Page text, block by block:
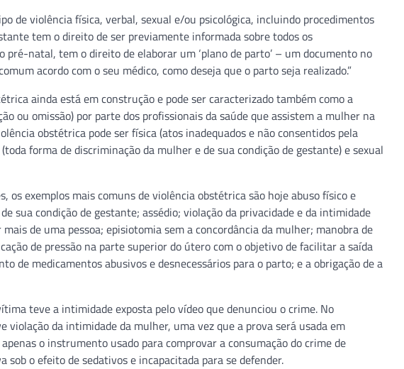
de violência física, verbal, sexual e/ou psicológica, incluindo procedimentos
tem o direito de ser previamente informada sobre todos os
natal, tem o direito de elaborar um ‘plano de parto’ – um documento no
acordo com o seu médico, como deseja que o parto seja realizado.”
ainda está em construção e pode ser caracterizado também como a
ou omissão) por parte dos profissionais da saúde que assistem a mulher na
obstétrica pode ser física (atos inadequados e não consentidos pela
(toda forma de discriminação da mulher e de sua condição de gestante) e sexual
os exemplos mais comuns de violência obstétrica são hoje abuso físico e
sua condição de gestante; assédio; violação da privacidade e da intimidade
de uma pessoa; episiotomia sem a concordância da mulher; manobra de
de pressão na parte superior do útero com o objetivo de facilitar a saída
de medicamentos abusivos e desnecessários para o parto; e a obrigação de a
teve a intimidade exposta pelo vídeo que denunciou o crime. No
da intimidade da mulher, uma vez que a prova será usada em
o instrumento usado para comprovar a consumação do crime de
o efeito de sedativos e incapacitada para se defender.